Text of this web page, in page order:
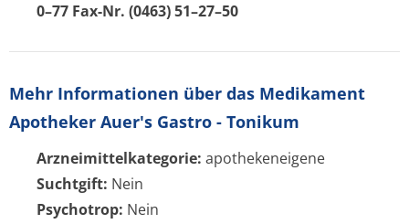
0–77 Fax-Nr. (0463) 51–27–50
Mehr Informationen über das Medikament
Apotheker Auer's Gastro - Tonikum
Arzneimittelkategorie: apothekeneigene
Suchtgift: Nein
Psychotrop: Nein